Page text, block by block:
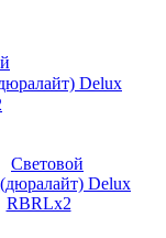
Delux